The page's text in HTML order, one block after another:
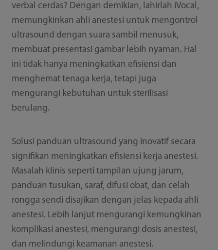
verbal cerdas? Dengan demikian, lahirlah iVocal,
memungkinkan ahli anestesi untuk mengontrol
ultrasound dengan suara sambil menusuk,
membuat presentasi gambar lebih nyaman. Hal
ini tidak hanya meningkatkan efisiensi dan
menghemat tenaga kerja, tetapi juga
mengurangi kebutuhan untuk sterilisasi
berulang.
Solusi panduan ultrasound yang inovatif secara
signifikan meningkatkan efisiensi kerja anestesi.
Masalah klinis seperti tampilan ujung jarum,
panduan tusukan, saraf, difusi obat, dan celah
rongga sendi disajikan dengan jelas kepada ahli
anestesi. Lebih lanjut mengurangi kemungkinan
komplikasi anestesi, mengurangi dosis anestesi,
dan melindungi keamanan anestesi.